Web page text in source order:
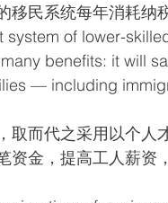
民系统每年消耗纳
of lower-
benefits: it will
— including
取而代之采用以个人
资金，提高工人薪